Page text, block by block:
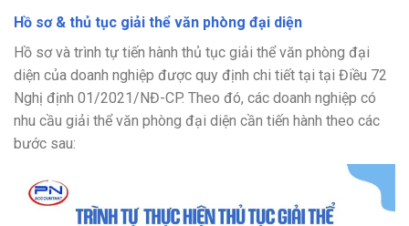
Hồ sơ & thủ tục giải thể văn phòng đại diện
Hồ sơ và trình tự tiến hành thủ tục giải thể văn phòng đại
diện của doanh nghiệp được quy định chi tiết tại tại Điều 72
Nghị định 01/2021/NĐ-CP. Theo đó, các doanh nghiệp có
nhu cầu giải thể văn phòng đại diện cần tiến hành theo các
bước sau: